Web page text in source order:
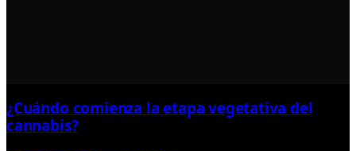
¿Cuándo comienza la etapa vegetativa del
cannabis?